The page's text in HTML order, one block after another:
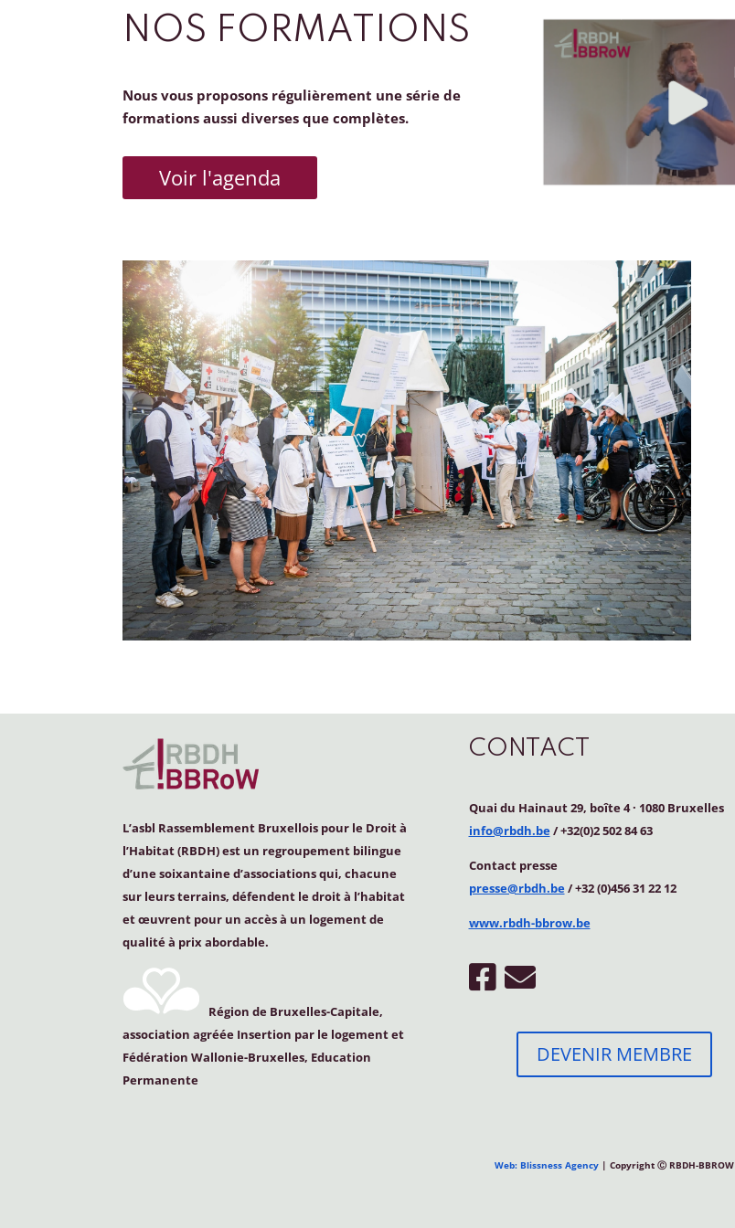
NOS FORMATIONS
Nous vous proposons régulièrement une série de
formations aussi diverses que complètes.
Voir l'agenda
L’asbl Rassemblement Bruxellois pour le Droit à
l’Habitat (RBDH) est un regroupement bilingue
d’une soixantaine d’associations qui, chacune
sur leurs terrains, défendent le droit à l’habitat
et œuvrent pour un accès à un logement de
qualité à prix abordable.
Région de Bruxelles-Capitale,
association agréée Insertion par le logement et
Fédération Wallonie-Bruxelles, Education
Permanente
CONTACT
Quai du Hainaut 29, boîte 4· 1080 Bruxelles
info@rbdh.be/ +32(0)2 502 84 63
Contact presse
presse@rbdh.be/ +32 (0)456 31 22 12
www.rbdh-bbrow.be
DEVENIR MEMBRE
Web: Blissness Agency | Copyright Ⓒ RBDH-BBROW